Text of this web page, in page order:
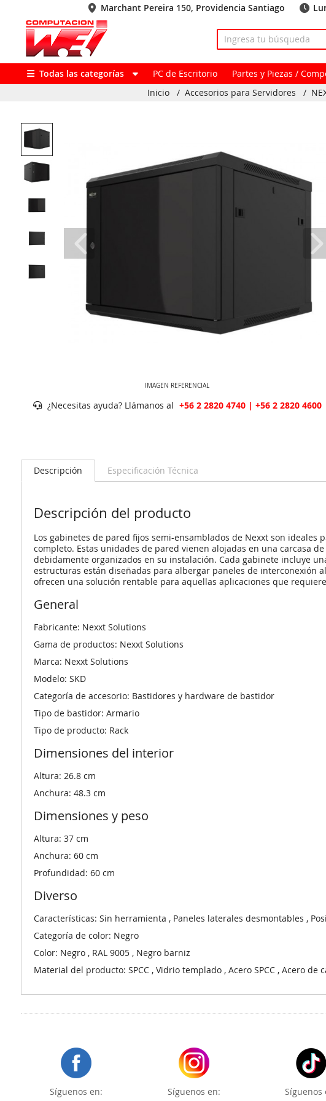
Marchant Pereira 150, Providencia Santiago
Todas las categorías PC de Escritorio Partes y Piezas /
Inicio
/ Accesorios para Servidores /
IMAGEN REFERENCIAL
¿Necesitas ayuda? Llámanos al +56 2 2820 4740 | +56 2 2820 4600
Descripción Especificación Técnica
Descripción del producto
Los gabinetes de pared fijos semi-ensamblados de Nexxt son
completo. Estas unidades de pared vienen alojadas en una carcasa
debidamente organizados en su instalación. Cada gabinete incluye
estructuras están diseñadas para albergar paneles de interconexión
ofrecen una solución rentable para aquellas aplicaciones que
General
Fabricante: Nexxt Solutions
Gama de productos: Nexxt Solutions
Marca: Nexxt Solutions
Modelo: SKD
Categoría de accesorio: Bastidores y hardware de bastidor
Tipo de bastidor: Armario
Tipo de producto: Rack
Dimensiones del interior
Altura: 26.8 cm
Anchura: 48.3 cm
Dimensiones y peso
Altura: 37 cm
Anchura: 60 cm
Profundidad: 60 cm
Diverso
Características: Sin herramienta , Paneles laterales desmontables ,
Categoría de color: Negro
Color: Negro , RAL 9005 , Negro barniz
Material del producto: SPCC , Vidrio templado , Acero SPCC , Acero de
Síguenos en: Síguenos en: Síguenos